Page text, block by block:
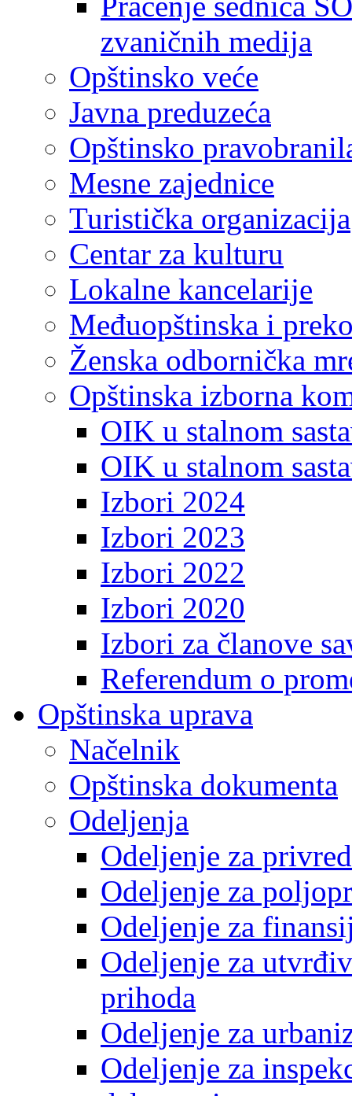
zvaničnih medija
Opštinsko veće
Javna preduzeća
Opštinsko
Mesne zajednice
Turistička organizacija
Centar za kulturu
Lokalne kancelarije
Međuopštinska i
Ženska odbornička
Opštinska izborna
OIK u stalnom
OIK u stalnom
Izbori 2024
Izbori 2023
Izbori 2022
Izbori 2020
Izbori za članove
Referendum o
Opštinska uprava
Načelnik
Opštinska dokumenta
Odeljenja
Odeljenje za
Odeljenje za
Odeljenje za
Odeljenje za
prihoda
Odeljenje za
Odeljenje za